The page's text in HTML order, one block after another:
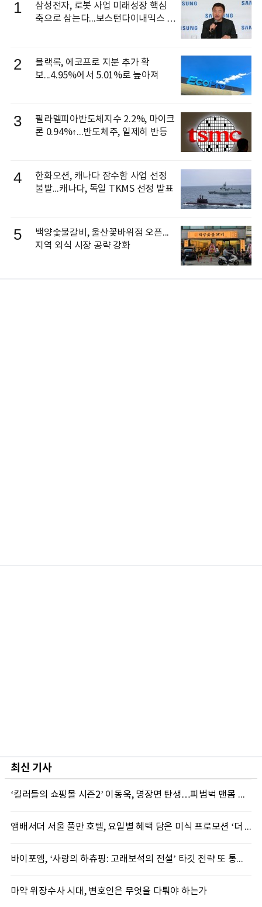
1
삼성전자, 로봇 사업 미래성장 핵심
축으로 삼는다...보스턴다이내믹스 출
2
블랙록, 에코프로 지분 추가 확
보...4.95%에서 5.01%로 높아져
3
필라델피아반도체지수 2.2%, 마이크
론 0.94%↑...반도체주, 일제히 반등
4
한화오션, 캐나다 잠수함 사업 선정
불발...캐나다, 독일 TKMS 선정 발표
5
백양숯불갈비, 울산꽃바위점 오픈...
지역 외식 시장 공략 강화
최신 기사
‘킬러들의 쇼핑몰 시즌2’ 이동욱, 명장면 탄생…피범벅 맨몸 액션 ‘감탄’
앰배서더 서울 풀만 호텔, 요일별 혜택 담은 미식 프로모션 ‘더 킹스 : 다이닝 프리빌리지즈’ 선봬
바이포엠, ‘사랑의 하츄핑: 고래보석의 전설’ 타깃 전략 또 통했다
마약 위장수사 시대, 변호인은 무엇을 다퉈야 하는가